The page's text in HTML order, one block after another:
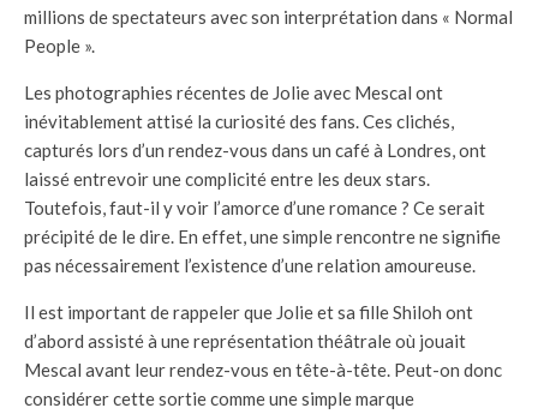
millions de spectateurs avec son interprétation dans « Normal
People ».
Les photographies récentes de Jolie avec Mescal ont
inévitablement attisé la curiosité des fans. Ces clichés,
capturés lors d’un rendez-vous dans un café à Londres, ont
laissé entrevoir une complicité entre les deux stars.
Toutefois, faut-il y voir l’amorce d’une romance ? Ce serait
précipité de le dire. En effet, une simple rencontre ne signifie
pas nécessairement l’existence d’une relation amoureuse.
Il est important de rappeler que Jolie et sa fille Shiloh ont
d’abord assisté à une représentation théâtrale où jouait
Mescal avant leur rendez-vous en tête-à-tête. Peut-on donc
considérer cette sortie comme une simple marque